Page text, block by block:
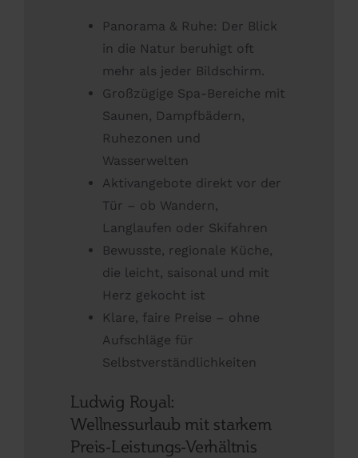
Panorama & Ruhe: Der Blick
in die Natur beruhigt oft
mehr als jeder Bildschirm.
Großzügige Spa-Bereiche mit
Saunen, Dampfbädern,
Ruhezonen und
Wasserwelten
Aktivangebote direkt vor der
Tür – ob Wandern,
Langlaufen oder Skifahren
Bewusste, regionale Küche,
die leicht, saisonal und mit
Herz gekocht ist
Klare, faire Preise – ohne
Aufschläge für
Selbstverständlichkeiten
Ludwig Royal:
Wellnessurlaub mit starkem
Preis-Leistungs-Verhältnis